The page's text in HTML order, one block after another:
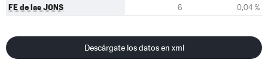
FE de las JONS 6 0,04 %
Descárgate los datos en xml